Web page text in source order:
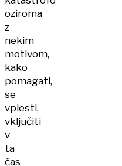
oziroma
z
nekim
motivom,
kako
pomagati,
se
vplesti,
vključiti
v
ta
čas